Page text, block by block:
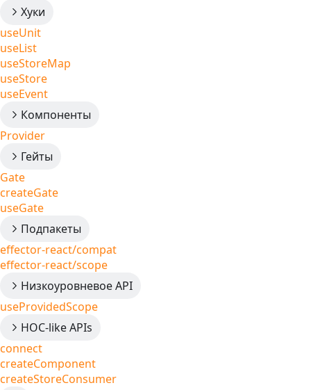
Хуки
useUnit
useList
useStoreMap
useStore
useEvent
Компоненты
Provider
Гейты
Gate
createGate
useGate
Подпакеты
effector-react/compat
effector-react/scope
Низкоуровневое API
useProvidedScope
HOC-like APIs
connect
createComponent
createStoreConsumer